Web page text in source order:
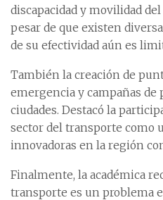
discapacidad y movilidad
pesar de que existen
de su efectividad aún es
También la creación de
emergencia y campañas
ciudades. Destacó la
sector del transporte como
innovadoras en la región
Finalmente, la académica
transporte es un problema